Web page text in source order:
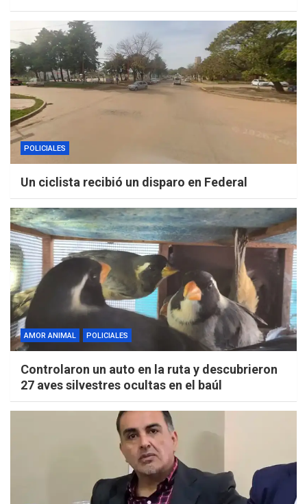
POLICIALES
Un ciclista recibió un disparo en Federal
AMOR ANIMAL POLICIALES
Controlaron un auto en la ruta y descubrieron
27 aves silvestres ocultas en el baúl